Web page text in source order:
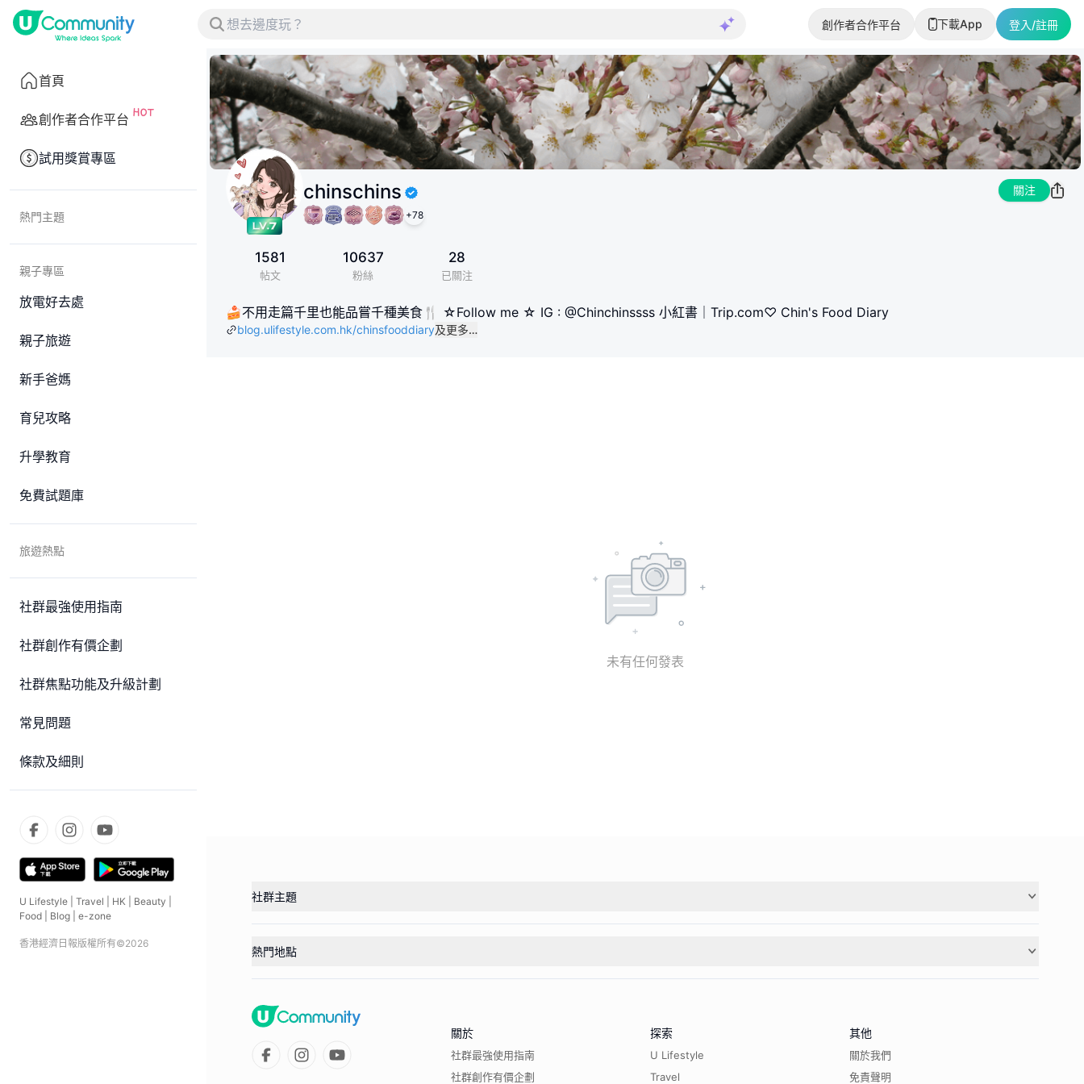
創作者合作平台 下載App 登入/註冊
首頁
創作者合作平台
試用獎賞專區
熱門主題
親子專區
放電好去處
親子旅遊
新手爸媽
育兒攻略
升學教育
免費試題庫
旅遊熱點
社群最強使用指南
社群創作有價企劃
社群焦點功能及升級計劃
常見問題
條款及細則
U Lifestyle Travel HK Beauty
Food
Blog e-zone
香港經濟日報版權所有©2026
chinschins
+78
關注
1581
帖文
10637
粉絲
28
已關注
🍰不用走篇千里也能品嘗千種美食🍴 ☆Follow me ☆ IG : @Chinchinssss 小紅書｜Trip.com♡ Chin's Food Diary
blog.ulifestyle.com.hk/chinsfooddiary及更多…
未有任何發表
社群主題
熱門地點
關於
社群最強使用指南
社群創作有價企劃
探索
U Lifestyle
Travel
其他
關於我們
免責聲明